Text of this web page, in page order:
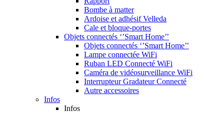
Bombe à matter
Ardoise et adhésif Velleda
Cale et bloque-portes
Objets connectés ‘’Smart Home’’
Objets connectés ‘’Smart Home’’
Lampe connectée WiFi
Ruban LED Connecté WiFi
Caméra de vidéosurveillance WiFi
Interrupteur Gradateur Connecté
Autre accessoires
Infos
Infos